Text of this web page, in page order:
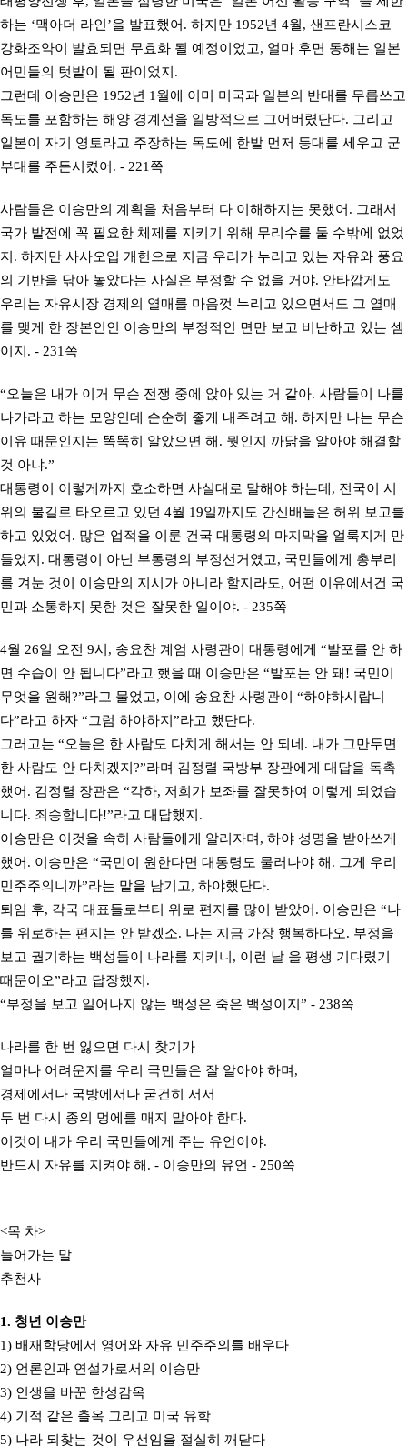
하는 ‘맥아더 라인’을 발표했어. 하지만 1952년 4월, 샌프란시스코
강화조약이 발효되면 무효화 될 예정이었고, 얼마 후면 동해는 일본
어민들의 텃밭이 될 판이었지.
그런데 이승만은 1952년 1월에 이미 미국과 일본의 반대를 무릅쓰고
독도를 포함하는 해양 경계선을 일방적으로 그어버렸단다. 그리고
일본이 자기 영토라고 주장하는 독도에 한발 먼저 등대를 세우고 군
부대를 주둔시켰어. - 221쪽
사람들은 이승만의 계획을 처음부터 다 이해하지는 못했어. 그래서
국가 발전에 꼭 필요한 체제를 지키기 위해 무리수를 둘 수밖에 없었
지. 하지만 사사오입 개헌으로 지금 우리가 누리고 있는 자유와 풍요
의 기반을 닦아 놓았다는 사실은 부정할 수 없을 거야. 안타깝게도
우리는 자유시장 경제의 열매를 마음껏 누리고 있으면서도 그 열매
를 맺게 한 장본인인 이승만의 부정적인 면만 보고 비난하고 있는 셈
이지. - 231쪽
“오늘은 내가 이거 무슨 전쟁 중에 앉아 있는 거 같아. 사람들이 나를
나가라고 하는 모양인데 순순히 좋게 내주려고 해. 하지만 나는 무슨
이유 때문인지는 똑똑히 알았으면 해. 뭣인지 까닭을 알아야 해결할
것 아냐.”
대통령이 이렇게까지 호소하면 사실대로 말해야 하는데, 전국이 시
위의 불길로 타오르고 있던 4월 19일까지도 간신배들은 허위 보고를
하고 있었어. 많은 업적을 이룬 건국 대통령의 마지막을 얼룩지게 만
들었지. 대통령이 아닌 부통령의 부정선거였고, 국민들에게 총부리
를 겨눈 것이 이승만의 지시가 아니라 할지라도, 어떤 이유에서건 국
민과 소통하지 못한 것은 잘못한 일이야. - 235쪽
4월 26일 오전 9시, 송요찬 계엄 사령관이 대통령에게 “발포를 안 하
면 수습이 안 됩니다”라고 했을 때 이승만은 “발포는 안 돼! 국민이
무엇을 원해?”라고 물었고, 이에 송요찬 사령관이 “하야하시랍니
다”라고 하자 “그럼 하야하지”라고 했단다.
그러고는 “오늘은 한 사람도 다치게 해서는 안 되네. 내가 그만두면
한 사람도 안 다치겠지?”라며 김정렬 국방부 장관에게 대답을 독촉
했어. 김정렬 장관은 “각하, 저희가 보좌를 잘못하여 이렇게 되었습
니다. 죄송합니다!”라고 대답했지.
이승만은 이것을 속히 사람들에게 알리자며, 하야 성명을 받아쓰게
했어. 이승만은 “국민이 원한다면 대통령도 물러나야 해. 그게 우리
민주주의니까”라는 말을 남기고, 하야했단다.
퇴임 후, 각국 대표들로부터 위로 편지를 많이 받았어. 이승만은 “나
를 위로하는 편지는 안 받겠소. 나는 지금 가장 행복하다오. 부정을
보고 궐기하는 백성들이 나라를 지키니, 이런 날 을 평생 기다렸기
때문이오”라고 답장했지.
“부정을 보고 일어나지 않는 백성은 죽은 백성이지” - 238쪽
나라를 한 번 잃으면 다시 찾기가
얼마나 어려운지를 우리 국민들은 잘 알아야 하며,
경제에서나 국방에서나 굳건히 서서
두 번 다시 종의 멍에를 매지 말아야 한다.
이것이 내가 우리 국민들에게 주는 유언이야.
반드시 자유를 지켜야 해. - 이승만의 유언 - 250쪽
<목 차>
들어가는 말
추천사
1. 청년 이승만
1) 배재학당에서 영어와 자유 민주주의를 배우다
2) 언론인과 연설가로서의 이승만
3) 인생을 바꾼 한성감옥
4) 기적 같은 출옥 그리고 미국 유학
5) 나라 되찾는 것이 우선임을 절실히 깨닫다